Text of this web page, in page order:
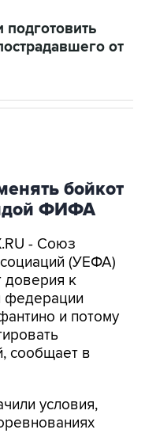
от
бойкот
ФИФА
- Союз
к
федерации
и потому
сообщает в
условия,
выдержки из